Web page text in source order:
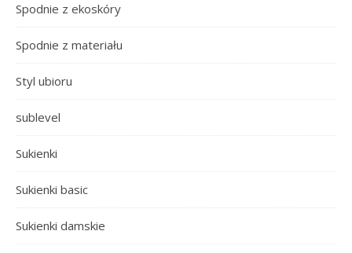
Spodnie z ekoskóry
Spodnie z materiału
Styl ubioru
sublevel
Sukienki
Sukienki basic
Sukienki damskie